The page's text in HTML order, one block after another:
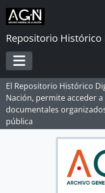
Skip to main content
Repositorio Histórico
Toggle navigation
El Repositorio Histórico
Nación, permite acceder
documentales
pública